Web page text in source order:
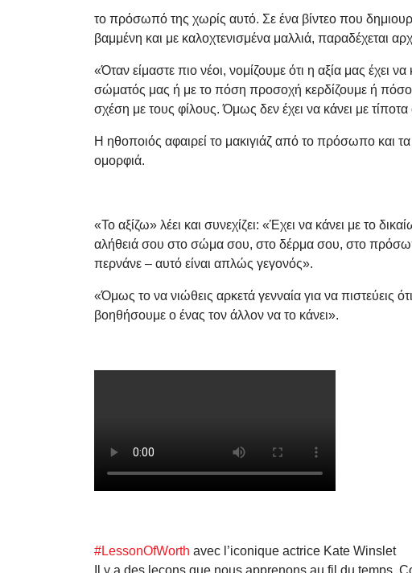
το πρόσωπό της χωρίς αυτό. Σε ένα βίντεο που
βαμμένη και με καλοχτενισμένα μαλλιά, παραδέχεται
«Όταν είμαστε πιο νέοι, νομίζουμε ότι η αξία μας έχει
σώματός μας ή με το πόση προσοχή κερδίζουμε ή
σχέση με τους φίλους. Όμως δεν έχει να κάνει με τίποτα
Η ηθοποιός αφαιρεί το μακιγιάζ από το πρόσωπο και
ομορφιά.
«Το αξίζω» λέει και συνεχίζει: «Έχει να κάνει με το
αλήθειά σου στο σώμα σου, στο δέρμα σου, στο
περνάνε – αυτό είναι απλώς γεγονός».
«Όμως το να νιώθεις αρκετά γενναία για να πιστεύεις
βοηθήσουμε ο ένας τον άλλον να το κάνει».
#LessonOfWorth avec l’iconique actrice Kate Winslet
Il y a des leçons que nous apprenons au fil du temps.